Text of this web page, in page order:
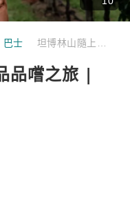
巴士
品嚐之旅 |